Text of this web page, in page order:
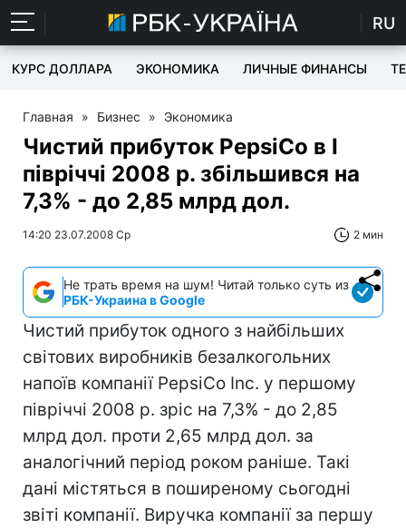
RU
КУРС ДОЛЛАРА ЭКОНОМИКА ЛИЧНЫЕ ФИНАНСЫ
Главная » Бизнес » Экономика
Чистий прибуток PepsiCo в I
півріччі 2008 р. збільшився на
7,3% - до 2,85 млрд дол.
14:20 23.07.2008 Ср 2 мин
Не трать время на шум! Читай только суть из
РБК-Украина в Google
Чистий прибуток одного з найбільших
світових виробників безалкогольних
напоїв компанії PepsiCo Inc. у першому
півріччі 2008 р. зріс на 7,3% - до 2,85
млрд дол. проти 2,65 млрд дол. за
аналогічний період роком раніше. Такі
дані містяться в поширеному сьогодні
звіті компанії. Виручка компанії за першу